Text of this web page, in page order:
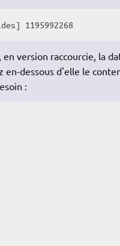
1195992268
version raccourcie, la
dessous d'elle le
: